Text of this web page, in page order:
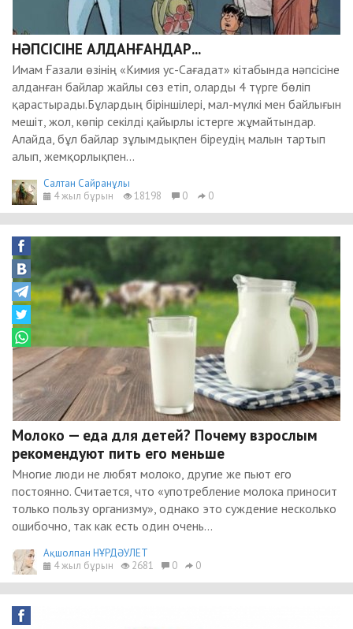
НӘПСІСІНЕ АЛДАНҒАНДАР...
Имам Ғазали өзінің «Кимия ус-Сағадат» кітабында нәпсісіне
алданған байлар жайлы сөз етіп, оларды 4 түрге бөліп
қарастырады.Бұлардың біріншілері, мал-мүлкі мен байлығын
мешіт, жол, көпір секілді қайырлы істерге жұмайтындар.
Алайда, бұл байлар зұлымдықпен біреудің малын тартып
алып, жемқорлықпен...
Салтан Сайранұлы
4 жыл бұрын
18198 0 0
Молоко — еда для детей? Почему взрослым
рекомендуют пить его меньше
Многие люди не любят молоко, другие же пьют его
постоянно. Считается, что «употребление молока приносит
только пользу организму», однако это суждение несколько
ошибочно, так как есть один очень...
Ақшолпан НҰРДӘУЛЕТ
4 жыл бұрын
2681 0 0